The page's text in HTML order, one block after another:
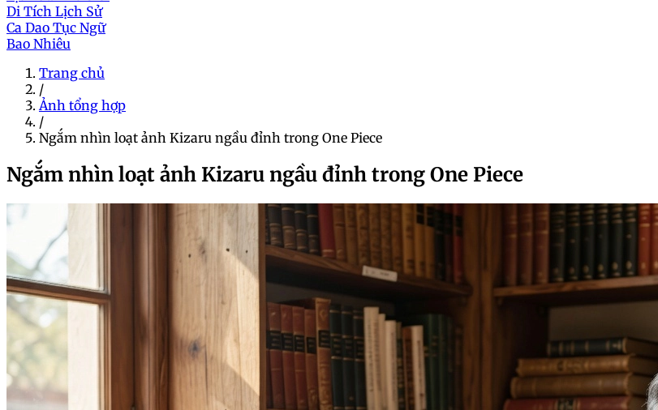
Di Tích Lịch Sử
Ca Dao Tục Ngữ
Bao Nhiêu
Trang chủ
/
Ảnh tổng hợp
/
Ngắm nhìn loạt ảnh Kizaru ngầu đỉnh trong One Piece
Ngắm nhìn loạt ảnh Kizaru ngầu đỉnh trong One Piece